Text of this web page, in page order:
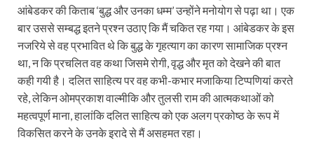
आंबेडकर की किताब ‘बुद्ध और उनका धम्म’ उन्होंने मनोयोग से पढ़ा था। एक
बार उससे सम्बद्ध इतने प्रश्न उठाए कि मैं चकित रह गया। आंबेडकर के इस
नजरिये से वह प्रभावित थे कि बुद्ध के गृहत्याग का कारण सामाजिक प्रश्न
था, न कि प्रचलित वह कथा जिसमे रोगी, वृद्ध और मृत को देखने की बात
कही गयी है। दलित साहित्य पर वह कभी-कभार मजाकिया टिप्पणियां करते
रहे, लेकिन ओमप्रकाश वाल्मीकि और तुलसी राम की आत्मकथाओं को
महत्वपूर्ण माना, हालांकि दलित साहित्य को एक अलग प्रकोष्ठ के रूप में
विकसित करने के उनके इरादे से मैं असहमत रहा।